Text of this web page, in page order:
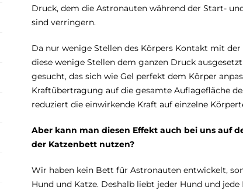
Druck, dem die Astronauten während der Start-
sind verringern.
Da nur wenige Stellen des Körpers Kontakt mit der
diese wenige Stellen dem ganzen Druck
gesucht, das sich wie Gel perfekt dem Körper
Kraftübertragung auf die gesamte Auflagefläche
reduziert die einwirkende Kraft auf einzelne
Aber kann man diesen Effekt auch bei uns auf
der Katzenbett nutzen?
Wir haben kein Bett für Astronauten entwickelt,
Hund und Katze. Deshalb liebt jeder Hund und